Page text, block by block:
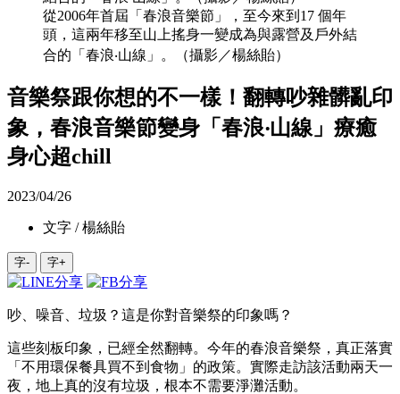
從2006年首屆「春浪音樂節」，至今來到17 個年
頭，這兩年移至山上搖身一變成為與露營及戶外結
合的「春浪‧山線」。（攝影／楊絲貽）
音樂祭跟你想的不一樣！翻轉吵雜髒亂印
象，春浪音樂節變身「春浪‧山線」療癒
身心超chill
2023/04/26
文字 / 楊絲貽
字- 字+
吵、噪音、垃圾？這是你對音樂祭的印象嗎？
這些刻板印象，已經全然翻轉。今年的春浪音樂祭，真正落實
「不用環保餐具買不到食物」的政策。實際走訪該活動兩天一
夜，地上真的沒有垃圾，根本不需要淨灘活動。